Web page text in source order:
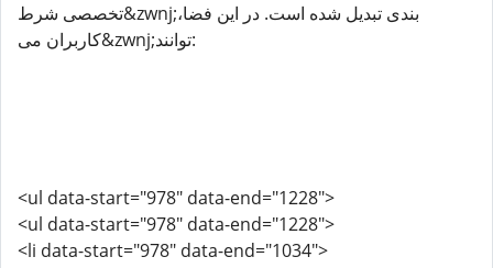
تخصصی شرط&zwnj;بندی تبدیل شده است. در این فضا،
کاربران می&zwnj;توانند:
<ul data-start="978" data-end="1228">
<ul data-start="978" data-end="1228">
<li data-start="978" data-end="1034">